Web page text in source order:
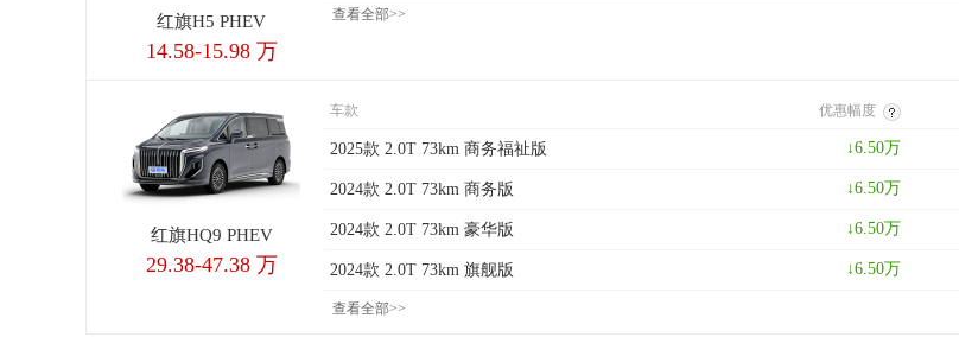
红旗H5 PHEV
14.58-15.98 万
查看全部>>
红旗HQ9 PHEV
29.38-47.38 万
车款 优惠幅度
2025款 2.0T 73km 商务福祉版 ↓6.50万
2024款 2.0T 73km 商务版 ↓6.50万
2024款 2.0T 73km 豪华版 ↓6.50万
2024款 2.0T 73km 旗舰版 ↓6.50万
查看全部>>